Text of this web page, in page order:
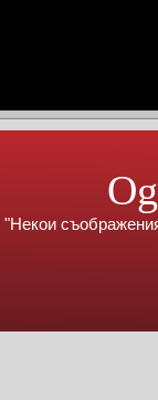
"Некои